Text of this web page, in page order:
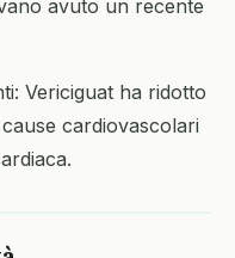
avuto un recente
Vericiguat ha ridotto
cardiovascolari